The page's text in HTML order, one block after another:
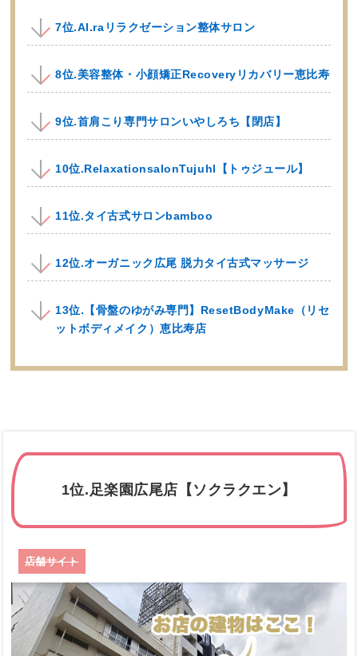
7位.AI.raリラクゼーション整体サロン
8位.美容整体・小顔矯正Recoveryリカバリー恵比寿
9位.首肩こり専門サロンいやしろち【閉店】
10位.RelaxationsalonTujuhl【トゥジュール】
11位.タイ古式サロンbamboo
12位.オーガニック広尾 脱力タイ古式マッサージ
13位.【骨盤のゆがみ専門】ResetBodyMake（リセ
ットボディメイク）恵比寿店
1位.足楽園広尾店【ソクラクエン】
店舗サイト